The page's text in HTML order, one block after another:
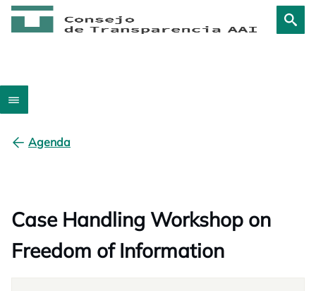
Agenda
Case Handling Workshop on
Freedom of Information